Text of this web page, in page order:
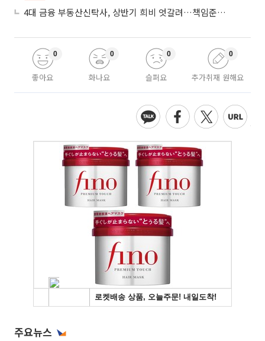
4대 금융 부동산신탁사, 상반기 희비 엇갈려…책임준공 손실 반영 시점이 갈랐다
좋아요
0
화나요
0
슬퍼요
0
추가취재 원해요
0
주요뉴스